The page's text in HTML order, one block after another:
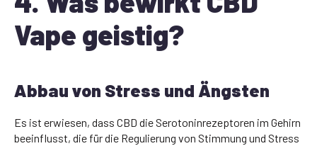
Vape geistig?
Abbau von Stress und Ängsten
Es ist erwiesen, dass CBD die Serotoninrezeptoren im Gehirn
beeinflusst, die für die Regulierung von Stimmung und Stress